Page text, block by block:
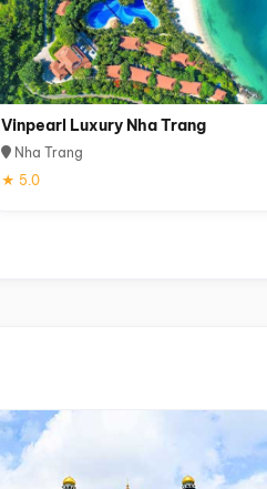
Vinpearl Luxury Nha Trang
Nha Trang
★ 5.0